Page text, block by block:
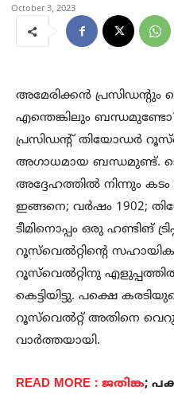
October 3, 2023
അമേരിക്കൻ പ്രസിഡന്റും
എന്തെങ്കിലും
പ്രസിഡന്റ് തിയോഡർ
അഗാധമായ ബന്ധമുണ്ട്.
അദ്ദേഹത്തിൽ നിന്നും
ഇങ്ങനെ; വർഷം 1902;
ടീമിനൊപ്പം ഒരു ഹണ്ടിങ്
റൂസ്‌വെൽറ്റിന്റെ
റൂസ്‌വെൽറ്റിനു എളുപ്പത്തിൽ
കെട്ടിയിട്ടു. പക്ഷെ
റൂസ്‌വെൽറ്റ് അതിനെ
വാർത്തയായി.
READ MORE : ജതിങ്ക;